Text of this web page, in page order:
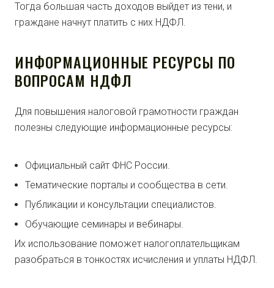
Тогда большая часть доходов выйдет из тени, и
граждане начнут платить с них НДФЛ.
ИНФОРМАЦИОННЫЕ РЕСУРСЫ ПО
ВОПРОСАМ НДФЛ
Для повышения налоговой грамотности граждан
полезны следующие информационные ресурсы:
Официальный сайт ФНС России.
Тематические порталы и сообщества в сети.
Публикации и консультации специалистов.
Обучающие семинары и вебинары.
Их использование поможет налогоплательщикам
разобраться в тонкостях исчисления и уплаты НДФЛ.